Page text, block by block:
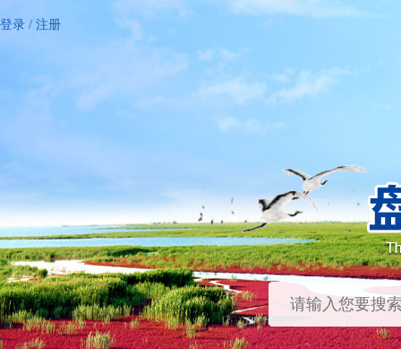
登录 / 注册